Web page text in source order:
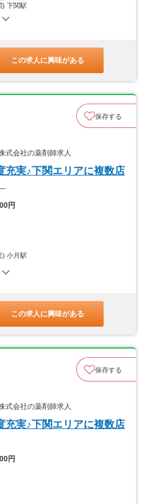
) 下関駅
この求人に興味がある
保存する
会社の薬剤師求人
充実♪下関エリアに複数店
円
) 小月駅
この求人に興味がある
保存する
会社の薬剤師求人
充実♪下関エリアに複数店
円